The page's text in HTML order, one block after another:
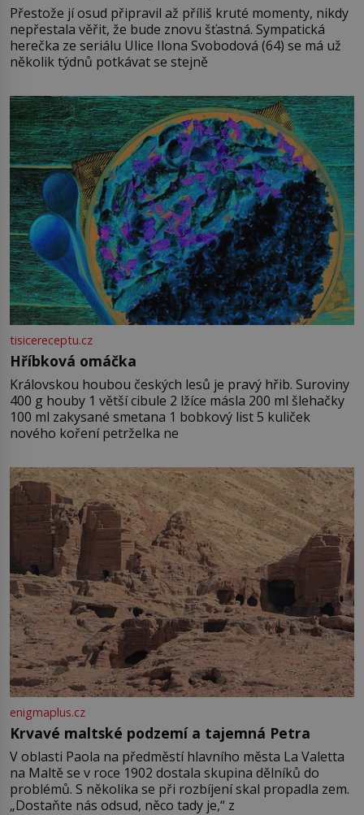
Přestože jí osud připravil až příliš kruté momenty, nikdy
nepřestala věřit, že bude znovu šťastná. Sympatická
herečka ze seriálu Ulice Ilona Svobodová (64) se má už
několik týdnů potkávat se stejně
tisicereceptu.cz
Hříbková omáčka
Královskou houbou českých lesů je pravý hřib. Suroviny
400 g houby 1 větší cibule 2 lžíce másla 200 ml šlehačky
100 ml zakysané smetana 1 bobkový list 5 kuliček
nového koření petrželka ne
enigmaplus.cz
Krvavé maltské podzemí a tajemná Petra
V oblasti Paola na předměstí hlavního města La Valetta
na Maltě se v roce 1902 dostala skupina dělníků do
problémů. S několika se při rozbíjení skal propadla zem.
„Dostaňte nás odsud, něco tady je,“ z